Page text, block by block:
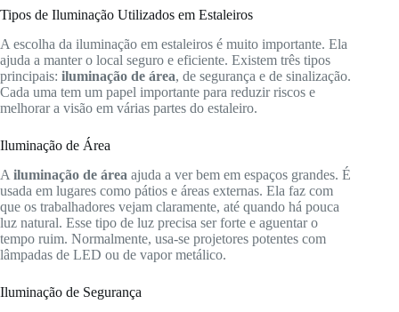
Tipos de Iluminação Utilizados em Estaleiros
A escolha da iluminação em estaleiros é muito importante. Ela
ajuda a manter o local seguro e eficiente. Existem três tipos
principais: iluminação de área, de segurança e de sinalização.
Cada uma tem um papel importante para reduzir riscos e
melhorar a visão em várias partes do estaleiro.
Iluminação de Área
A iluminação de área ajuda a ver bem em espaços grandes. É
usada em lugares como pátios e áreas externas. Ela faz com
que os trabalhadores vejam claramente, até quando há pouca
luz natural. Esse tipo de luz precisa ser forte e aguentar o
tempo ruim. Normalmente, usa-se projetores potentes com
lâmpadas de LED ou de vapor metálico.
Iluminação de Segurança